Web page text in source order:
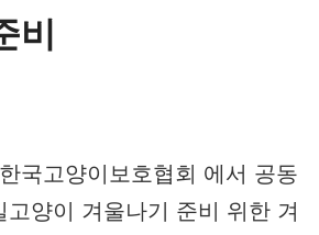
비
국고양이보호협회 에서 공동
양이 겨울나기 준비 위한 겨